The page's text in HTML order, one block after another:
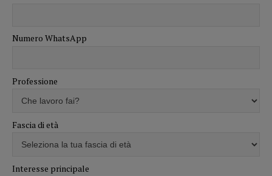
Numero WhatsApp
Professione
Fascia di età
Interesse principale